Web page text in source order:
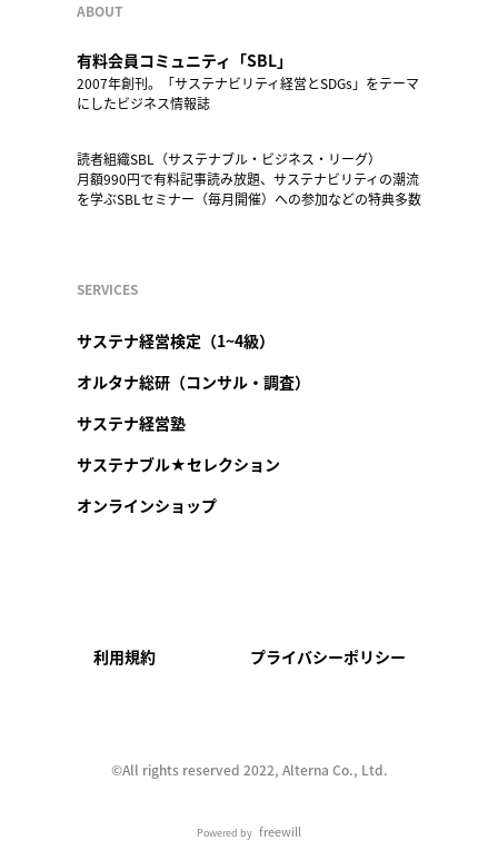
ABOUT
有料会員コミュニティ「SBL」
2007年創刊。「サステナビリティ経営とSDGs」をテーマ
にしたビジネス情報誌
読者組織SBL（サステナブル・ビジネス・リーグ）
月額990円で有料記事読み放題、サステナビリティの潮流
を学ぶSBLセミナー（毎月開催）への参加などの特典多数
SERVICES
サステナ経営検定（1~4級）
オルタナ総研（コンサル・調査）
サステナ経営塾
サステナブル★セレクション
オンラインショップ
利用規約 プライバシーポリシー
©︎All rights reserved 2022, Alterna Co., Ltd.
Powered by freewill